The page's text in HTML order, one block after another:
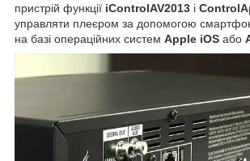
пристрій функції iControlAV2013 і
управляти плеєром за допомогою
на базі операційних систем Apple iOS або